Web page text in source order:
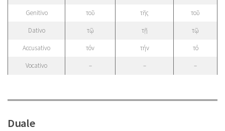
Genitivo τοῦ τῆς τοῦ
Dativo τῷ τῇ τῷ
Accusativo τόν τήν τό
Vocativo – – –
Duale